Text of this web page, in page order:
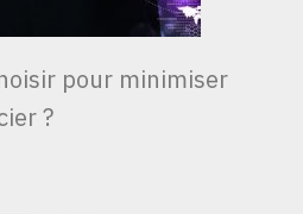
pour minimiser
?